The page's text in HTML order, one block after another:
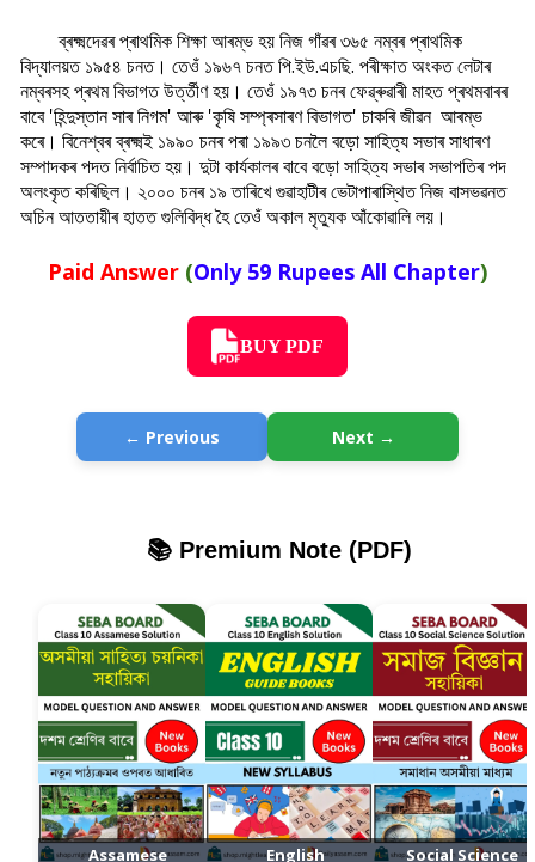
ব্ৰক্ষ্মদেৱৰ প্ৰাথমিক শিক্ষা আৰম্ভ হয় নিজ গাঁৱৰ ৩৬৫ নম্বৰ প্ৰাথমিক
বিদ্যালয়ত ১৯৫৪ চনত। তেওঁ ১৯৬৭ চনত পি.ইউ.এচছি. পৰীক্ষাত অংকত লেটাৰ
নম্বৰসহ প্ৰথম বিভাগত উৰ্ত্তীণ হয়। তেওঁ ১৯৭৩ চনৰ ফেৱ্ৰুৱাৰী মাহত প্ৰথমবাৰৰ
বাবে 'হিন্দুস্তান সাৰ নিগম' আৰু 'কৃষি সম্প্ৰসাৰণ বিভাগত' চাকৰি জীৱন আৰম্ভ
কৰে। বিনেশ্বৰ ব্ৰক্ষ্মই ১৯৯০ চনৰ পৰা ১৯৯৩ চনলৈ বড়ো সাহিত্য সভাৰ সাধাৰণ
সম্পাদকৰ পদত নিৰ্বাচিত হয়। দুটা কাৰ্যকালৰ বাবে বড়ো সাহিত্য সভাৰ সভাপতিৰ পদ
অলংকৃত কৰিছিল। ২০০০ চনৰ ১৯ তাৰিখে গুৱাহাটীৰ ভেটাপাৰাস্থিত নিজ বাসভৱনত
অচিন আততায়ীৰ হাতত গুলিবিদ্ধ হৈ তেওঁ অকাল মৃত্যুক আঁকোৱালি লয়।
Paid Answer (Only 59 Rupees All Chapter)
BUY PDF
← Previous Next →
📚 Premium Note (PDF)
Assamese English Social Science